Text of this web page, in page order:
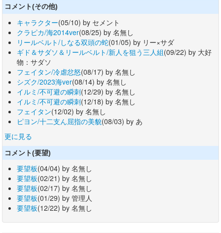
コメント(その他)
キャラクター(05/10) by セメント
クラピカ/海2014ver(08/25) by 名無し
リールベルト/しなる双頭の蛇(01/05) by リー×サダ
ギド＆サダソ＆リールベルト/新人を狙う三人組(09/22) by 大好
物：サダソ
フェイタン/冷虐忿怒(08/17) by 名無し
シズク/2023海ver(08/14) by 名無し
イルミ/不可避の瞬刺(12/29) by 名無し
イルミ/不可避の瞬刺(12/18) by 名無し
フェイタン(12/02) by 名無し
ピヨン/十二支ん屈指の美貌(08/03) by あ
更に見る
コメント(要望)
要望板(04/04) by 名無し
要望板(02/21) by 名無し
要望板(02/17) by 名無し
要望板(01/29) by 管理人
要望板(12/22) by 名無し